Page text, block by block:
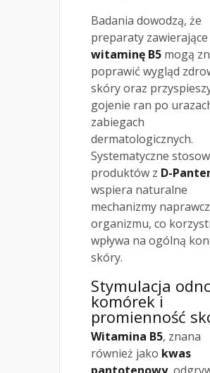
Badania dowodzą, że
preparaty zawierające
witaminę B5 mogą
poprawić wygląd
skóry oraz
gojenie ran po
zabiegach
dermatologicznych.
Systematyczne
produktów z D-
wspiera naturalne
mechanizmy
organizmu, co
wpływa na ogólną
skóry.
Stymulacja
komórek i
promienność
Witamina B5, znana
również jako kwas